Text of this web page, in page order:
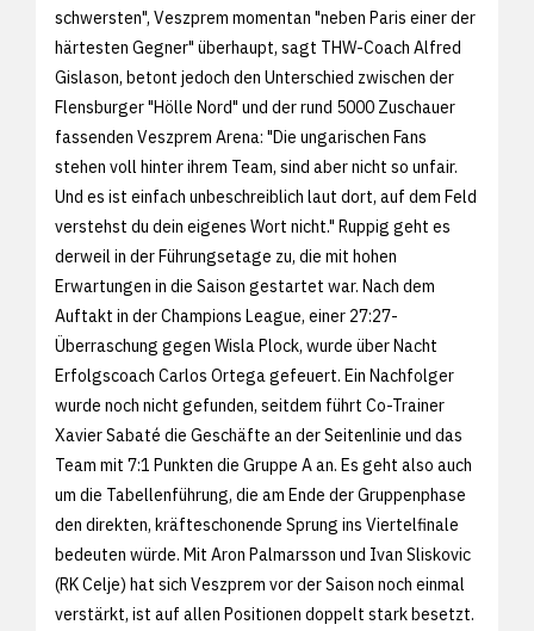
schwersten", Veszprem momentan "neben Paris einer der
härtesten Gegner" überhaupt, sagt THW-Coach Alfred
Gislason, betont jedoch den Unterschied zwischen der
Flensburger "Hölle Nord" und der rund 5000 Zuschauer
fassenden Veszprem Arena: "Die ungarischen Fans
stehen voll hinter ihrem Team, sind aber nicht so unfair.
Und es ist einfach unbeschreiblich laut dort, auf dem Feld
verstehst du dein eigenes Wort nicht." Ruppig geht es
derweil in der Führungsetage zu, die mit hohen
Erwartungen in die Saison gestartet war. Nach dem
Auftakt in der Champions League, einer 27:27-
Überraschung gegen Wisla Plock, wurde über Nacht
Erfolgscoach Carlos Ortega gefeuert. Ein Nachfolger
wurde noch nicht gefunden, seitdem führt Co-Trainer
Xavier Sabaté die Geschäfte an der Seitenlinie und das
Team mit 7:1 Punkten die Gruppe A an. Es geht also auch
um die Tabellenführung, die am Ende der Gruppenphase
den direkten, kräfteschonende Sprung ins Viertelfinale
bedeuten würde. Mit Aron Palmarsson und Ivan Sliskovic
(RK Celje) hat sich Veszprem vor der Saison noch einmal
verstärkt, ist auf allen Positionen doppelt stark besetzt.